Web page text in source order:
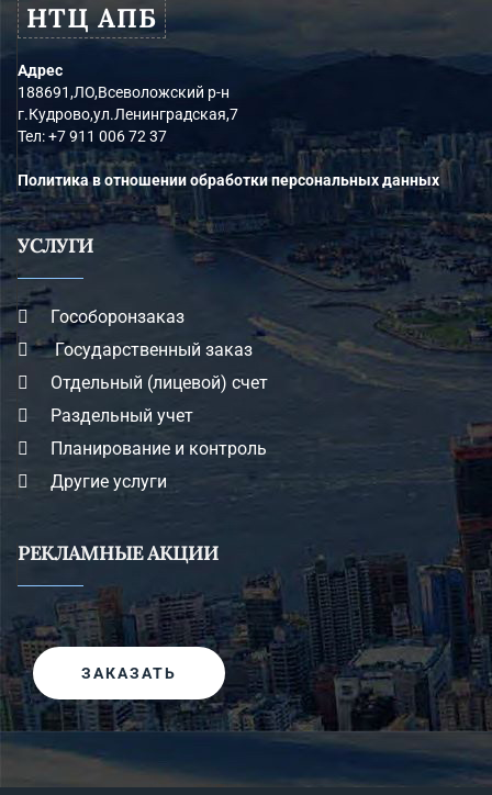
НТЦ АПБ
Адрес
188691,ЛО,Всеволожский р-н
г.Кудрово,ул.Ленинградская,7
Тел:+7 911 006 72 37
Политика в отношении обработки персональных данных
УСЛУГИ
Гособоронзаказ
Государственный заказ
Отдельный (лицевой) счет
Раздельный учет
Планирование и контроль
Другие услуги
РЕКЛАМНЫЕ АКЦИИ
ЗАКАЗАТЬ